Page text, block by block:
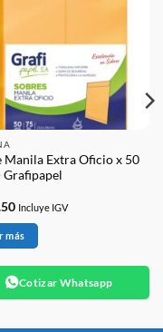
Manila Extra Oficio x 50
Grafipapel
Incluye IGV
más
Cotizar Whatsapp